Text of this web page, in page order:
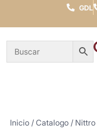
GDL
Inicio / Catalogo / Nittro